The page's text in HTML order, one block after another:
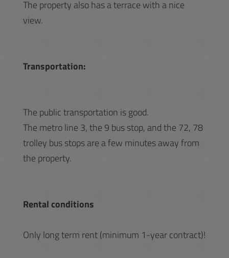
The property also has a terrace with a nice
view.
Transportation:
The public transportation is good.
The metro line 3, the 9 bus stop, and the 72, 78
trolley bus stops are a few minutes away from
the property.
Rental conditions
Only long term rent (minimum 1-year contract)!